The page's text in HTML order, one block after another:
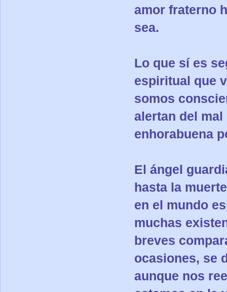
amor fraterno
sea.
Lo que sí es
espiritual que
somos
alertan del
enhorabuena
El ángel
hasta la
en el mundo
muchas
breves
ocasiones, se
aunque nos